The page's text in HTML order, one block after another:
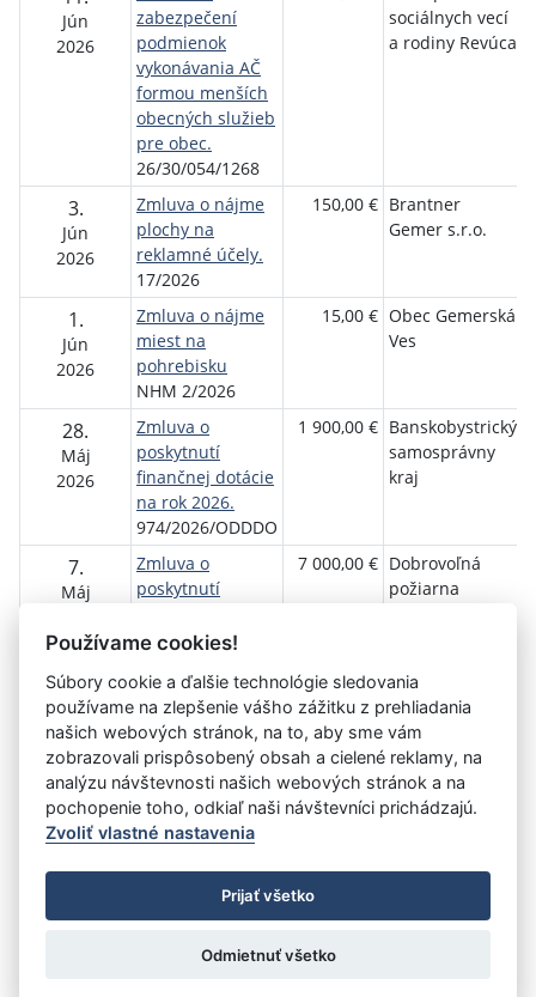
Jún
2026
zabezpečení
podmienok
vykonávania AČ
formou menších
obecných služieb
pre obec.
26/30/054/1268
sociálnych vecí
a rodiny Revúca
3.
Jún
2026
Zmluva o nájme
plochy na
reklamné účely.
17/2026
150,00 € Brantner
Gemer s.r.o.
1.
Jún
2026
Zmluva o nájme
miest na
pohrebisku
NHM 2/2026
15,00 € Obec Gemerská
Ves
28.
Máj
2026
Zmluva o
poskytnutí
finančnej dotácie
na rok 2026.
974/2026/ODDDO
1 900,00 € Banskobystrický
samosprávny
kraj
7.
Máj
Zmluva o
poskytnutí
72621
7 000,00 € Dobrovoľná
požiarna
1Aktuálna
stránka
1
2 3 4 5 6 7 8 9 10
»
Úrad vlády SR
- Všetky práva vyhradené
Prehlásenie o prístupnosti
Zmluvy do 31.12.2010
Nastavenia cookies
: Aglo Solutions
Používame cookies!
Súbory cookie a ďalšie technológie sledovania
používame na zlepšenie vášho zážitku z prehliadania
našich webových stránok, na to, aby sme vám
zobrazovali prispôsobený obsah a cielené reklamy, na
analýzu návštevnosti našich webových stránok a na
pochopenie toho, odkiaľ naši návštevníci prichádzajú.
Zvoliť vlastné nastavenia
Prijať všetko
Odmietnuť všetko